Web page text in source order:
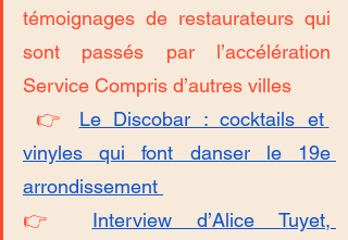
témoignages de restaurateurs qui
sont passés par l’accélération
Service Compris d’autres villes
👉 Le Discobar : cocktails et
vinyles qui font danser le 19e
arrondissement
👉 Interview d’Alice Tuyet,